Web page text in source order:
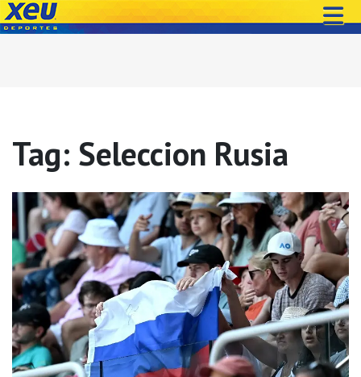
Tag: Seleccion Rusia